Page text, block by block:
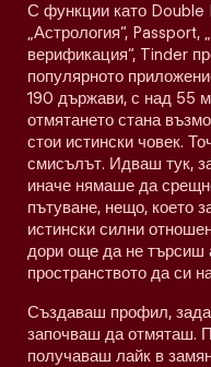
С функции като
„Астрология“,
верификация“, Tinder
популярното
190 държави, с над 55
отмятането стана
стои истински човек.
смисълът. Идваш тук,
иначе нямаше да
пътуване, нещо, което
истински силни
дори още да не търсиш
пространството да си
Създаваш профил,
започваш да отмяташ.
получаваш лайк в